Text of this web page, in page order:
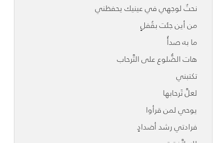
نحتٌ لوجهي في عينيك يحفظني
من أين جئت بقُفلٍ
ما به صدأُ
هات الضُّلوع على التَّرحاب
تكتبني
لعلَّ تَرحابها
يوحي لمن قرأوا
فرادتي رشد أضدادٍ